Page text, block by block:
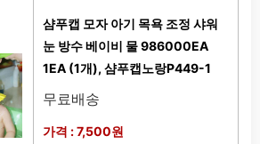
샴푸캡 모자 아기 목욕 조정 샤워
눈 방수 베이비 물 986000EA
1EA (1개), 샴푸캡노랑P449-1
무료배송
가격 : 7,500원